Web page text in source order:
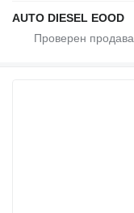
AUTO DIESEL EOOD